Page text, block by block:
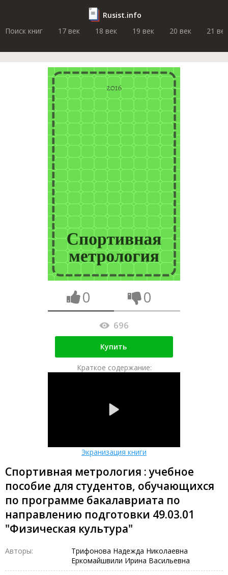
Rusist.info
Поиск книг
17 век 18 век 19 век 20 век 21 век
0 0
696
Купить
Краткое содержание:
Экранизация книги
Спортивная метрология : учебное
пособие для студентов, обучающихся
по программе бакалавриата по
направлению подготовки 49.03.01
"Физическая культура"
Авторы:
Трифонова Надежда Николаевна
Еркомайшвили Ирина Васильевна